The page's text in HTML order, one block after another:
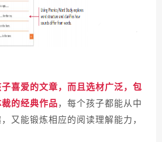
喜爱的文章，而且选材广泛，包
的经典作品，每个孩子都能从中
又能锻炼相应的阅读理解能力，